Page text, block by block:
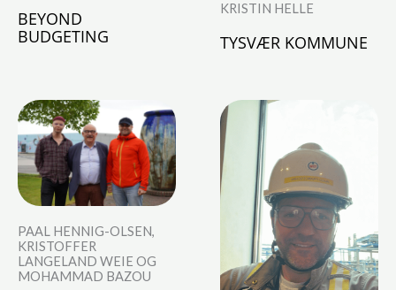
BEYOND
BUDGETING
KRISTIN HELLE
TYSVÆR KOMMUNE
PAAL HENNIG-OLSEN,
KRISTOFFER
LANGELAND WEIE OG
MOHAMMAD BAZOU